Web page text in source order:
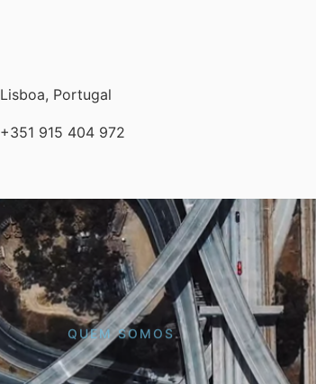
Lisboa, Portugal
+351 915 404 972
QUEM SOMOS